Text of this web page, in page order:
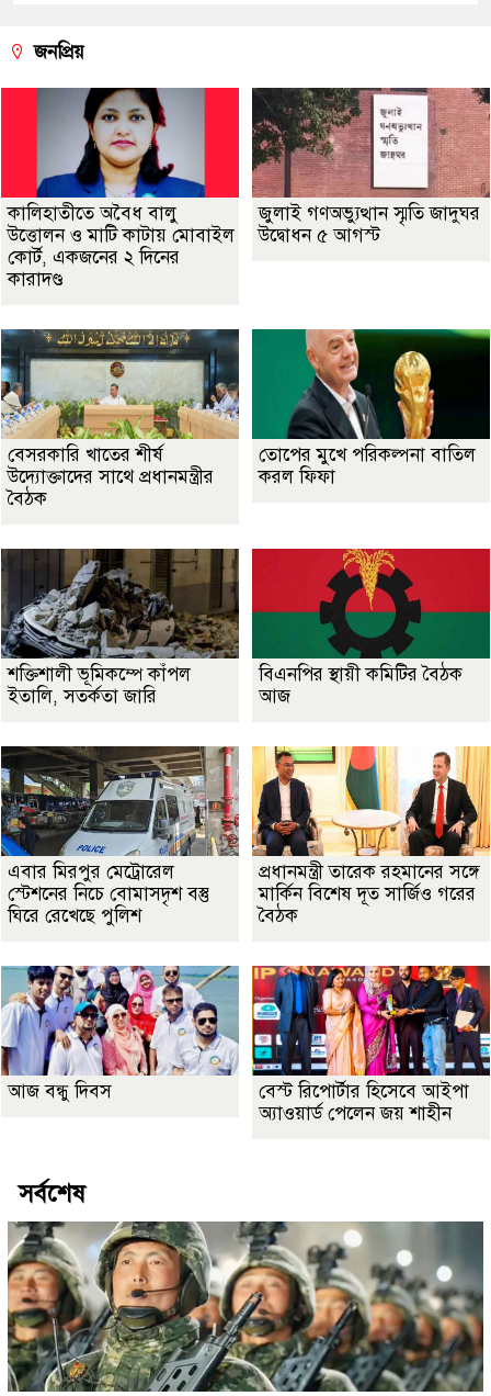
জনপ্রিয়
কালিহাতীতে অবৈধ বালু
উত্তোলন ও মাটি কাটায় মোবাইল
কোর্ট, একজনের ২ দিনের
কারাদণ্ড
জুলাই গণঅভ্যুত্থান স্মৃতি জাদুঘর
উদ্বোধন ৫ আগস্ট
বেসরকারি খাতের শীর্ষ
উদ্যোক্তাদের সাথে প্রধানমন্ত্রীর
বৈঠক
তোপের মুখে পরিকল্পনা বাতিল
করল ফিফা
শক্তিশালী ভূমিকম্পে কাঁপল
ইতালি, সতর্কতা জারি
বিএনপির স্থায়ী কমিটির বৈঠক
আজ
এবার মিরপুর মেট্রোরেল
স্টেশনের নিচে বোমাসদৃশ বস্তু
ঘিরে রেখেছে পুলিশ
প্রধানমন্ত্রী তারেক রহমানের সঙ্গে
মার্কিন বিশেষ দূত সার্জিও গরের
বৈঠক
আজ বন্ধু দিবস
বেস্ট রিপোর্টার হিসেবে আইপা
অ্যাওয়ার্ড পেলেন জয় শাহীন
সর্বশেষ